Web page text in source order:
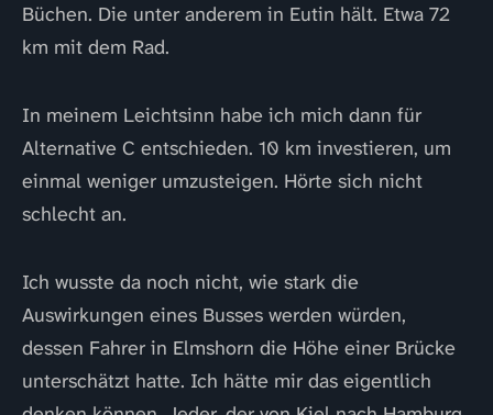
Büchen. Die unter anderem in Eutin hält. Etwa 72
km mit dem Rad.
In meinem Leichtsinn habe ich mich dann für
Alternative C entschieden. 10 km investieren, um
einmal weniger umzusteigen. Hörte sich nicht
schlecht an.
Ich wusste da noch nicht, wie stark die
Auswirkungen eines Busses werden würden,
dessen Fahrer in Elmshorn die Höhe einer Brücke
unterschätzt hatte. Ich hätte mir das eigentlich